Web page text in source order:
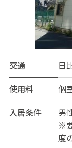
交通
日
使用料
個
入居条件
男
※
度